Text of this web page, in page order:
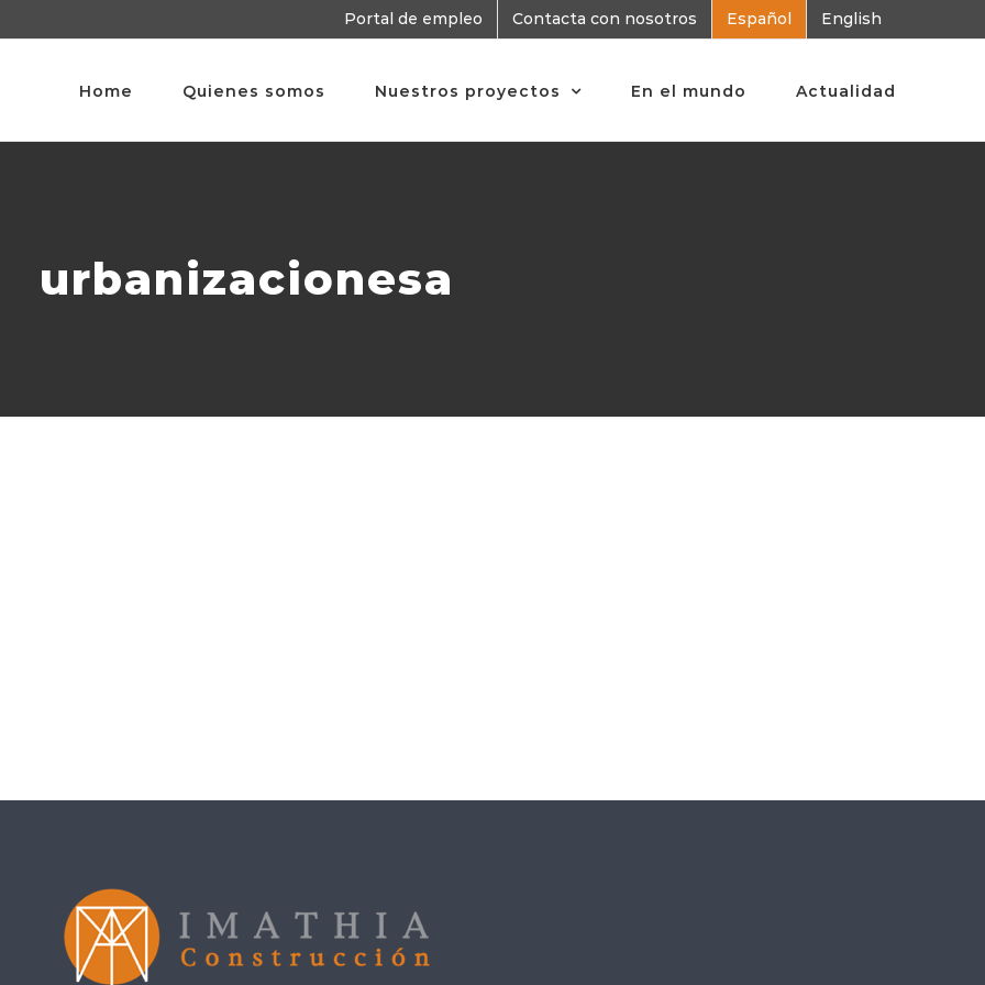
Portal de empleo Contacta con nosotros Español English
Home Quienes somos Nuestros proyectos En el mundo Actualidad
urbanizacionesa